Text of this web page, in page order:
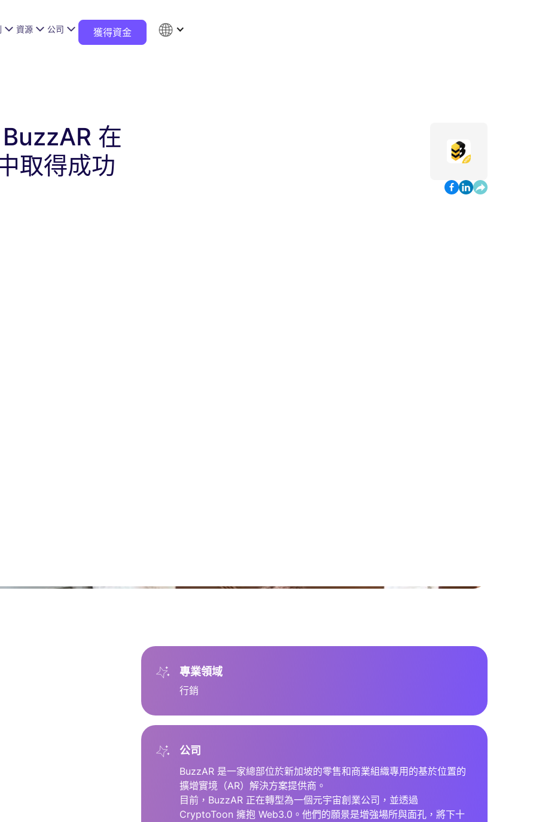
資源 公司 獲得資金
在
取得成功
專業領域
行銷
公司
BuzzAR 是一家總部位於新加坡的零售和商業組織專用的基於位置的
擴增實境（AR）解決方案提供商。
目前，BuzzAR 正在轉型為一個元宇宙創業公司，並透過
CryptoToon 擁抱 Web3.0。他們的願景是增強場所與面孔，將下十